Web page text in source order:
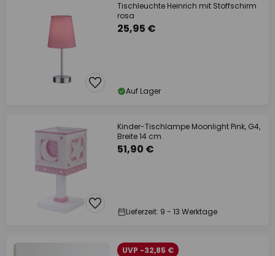
Tischleuchte Heinrich mit Stoffschirm
rosa
25,95 €
Auf Lager
Kinder-Tischlampe Moonlight Pink, G4,
Breite 14 cm
51,90 €
Lieferzeit: 9 - 13 Werktage
UVP -32,85 €